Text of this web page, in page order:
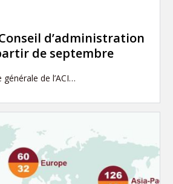
d’administration
de septembre
générale de l’ACI…